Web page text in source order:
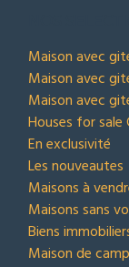
Maison avec
Maison avec
Maison avec
Houses for
En exclusivité
Les nouveautes
Maisons à
Maisons sans
Biens
Maison de